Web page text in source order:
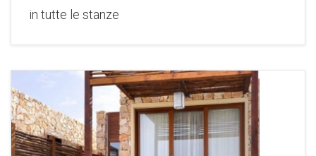
in tutte le stanze